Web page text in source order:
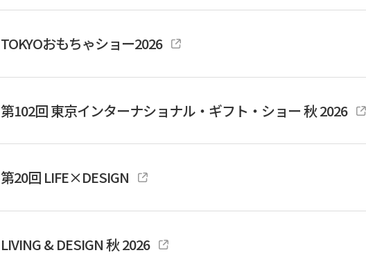
TOKYOおもちゃショー2026
第102回 東京インターナショナル・ギフト・ショー 秋 2026
第20回 LIFE×DESIGN
LIVING & DESIGN 秋 2026